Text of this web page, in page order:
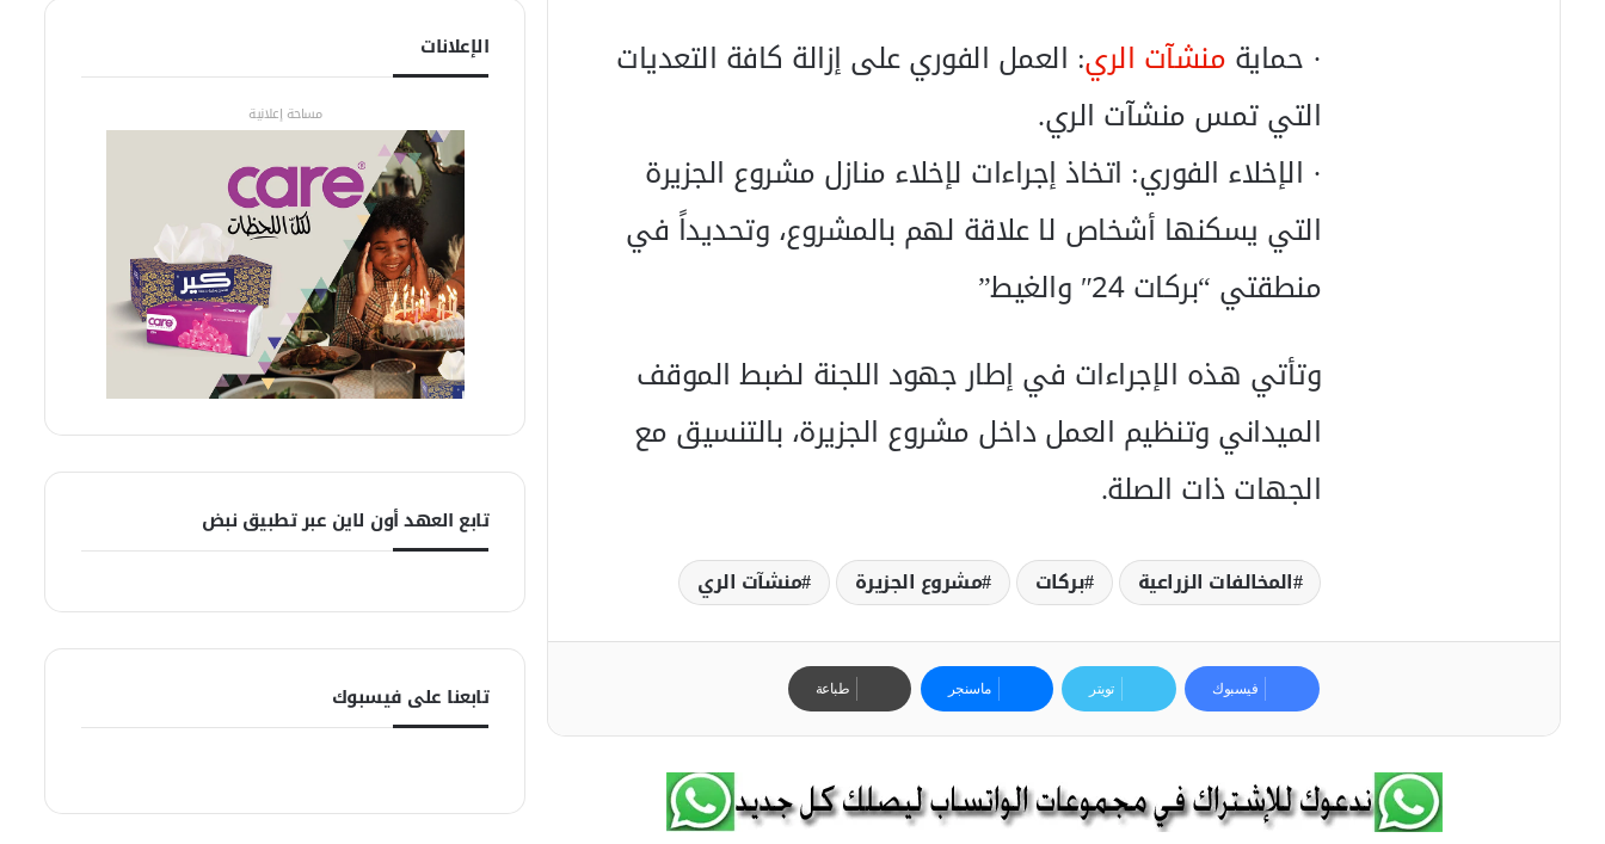
· حمايةمنشآت الري: العمل الفوري على إزالة كافة التعديات
التي تمس منشآت الري.
· الإخلاء الفوري: اتخاذ إجراءات لإخلاء منازل مشروع الجزيرة
التي يسكنها أشخاص لا علاقة لهم بالمشروع، وتحديداً في
منطقتي “بركات 24″ والغيط”
وتأتي هذه الإجراءات في إطار جهود اللجنة لضبط الموقف
الميداني وتنظيم العمل داخل مشروع الجزيرة، بالتنسيق مع
الجهات ذات الصلة.
المخالفات الزراعية بركات مشروع الجزيرة منشآت الري
فيسبوك تويتر ماسنجر طباعة
الإعلانات
مساحة إعلانية
تابع العهد أون لاين عبر تطبيق نبض
تابعنا على فيسبوك